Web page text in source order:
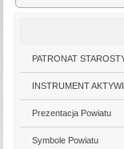
PATRONAT
INSTRUMENT
Prezentacja Powiatu
Symbole Powiatu